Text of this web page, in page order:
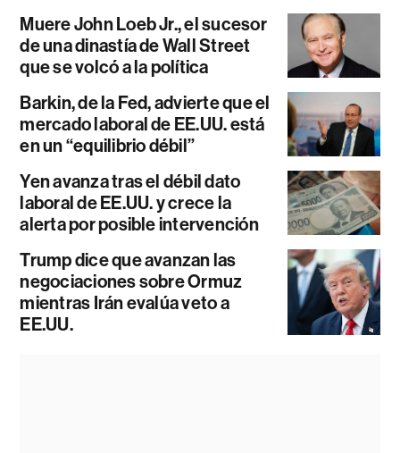
Muere John Loeb Jr., el sucesor
de una dinastía de Wall Street
que se volcó a la política
Barkin, de la Fed, advierte que el
mercado laboral de EE.UU. está
en un “equilibrio débil”
Yen avanza tras el débil dato
laboral de EE.UU. y crece la
alerta por posible intervención
Trump dice que avanzan las
negociaciones sobre Ormuz
mientras Irán evalúa veto a
EE.UU.